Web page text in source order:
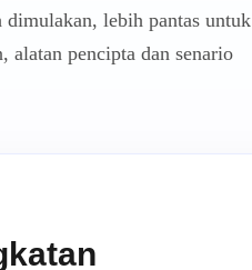
lebih pantas untuk
alatan pencipta dan senario